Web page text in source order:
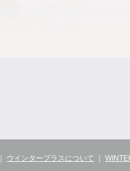
ウインタープラスについて